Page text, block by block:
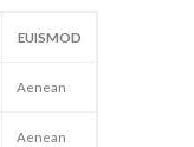
EUISMOD
Aenean
Aenean